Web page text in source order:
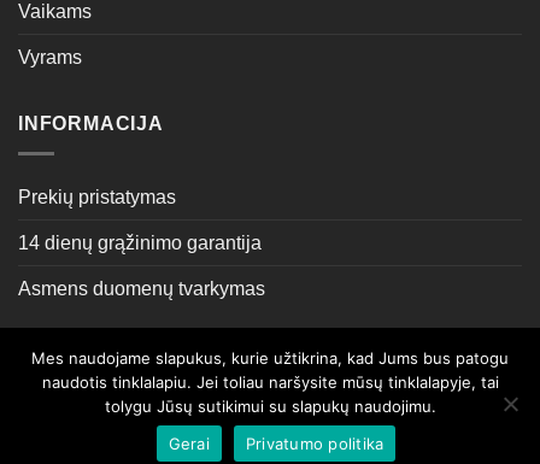
Vaikams
Vyrams
INFORMACIJA
Prekių pristatymas
14 dienų grąžinimo garantija
Asmens duomenų tvarkymas
Sprendimas:ML Grupė
APIE MUS KONTAKTAI
© UAB Aukim kartu 2026
Mes naudojame slapukus, kurie užtikrina, kad Jums bus patogu
naudotis tinklalapiu. Jei toliau naršysite mūsų tinklalapyje, tai
tolygu Jūsų sutikimui su slapukų naudojimu.
Gerai
Privatumo politika